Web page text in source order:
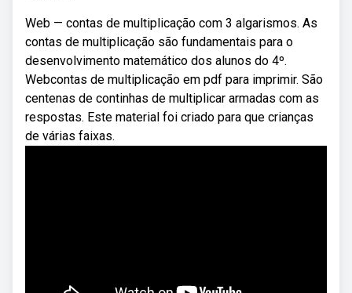
Web — contas de multiplicação com 3 algarismos. As
contas de multiplicação são fundamentais para o
desenvolvimento matemático dos alunos do 4º.
Webcontas de multiplicação em pdf para imprimir. São
centenas de continhas de multiplicar armadas com as
respostas. Este material foi criado para que crianças
de várias faixas.